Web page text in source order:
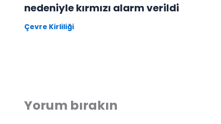
nedeniyle kırmızı alarm verildi
Çevre Kirliliği
Yorum bırakın